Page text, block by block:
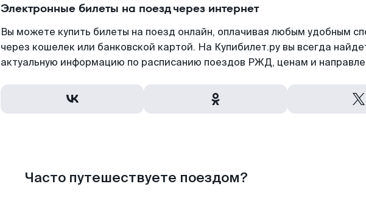
Электронные билеты на поезд через интернет
Вы можете купить билеты на поезд онлайн, оплачивая любым удобным
через кошелек или банковской картой. На Купибилет.ру вы всегда
актуальную информацию по расписанию поездов РЖД, ценам и
Часто путешествуете поездом?